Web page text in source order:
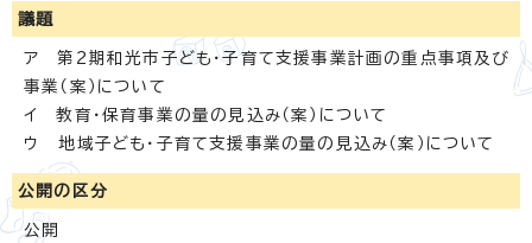
議題
ア 第2期和光市子ども・子育て支援事業計画の重点事項及び
事業（案）について
イ 教育・保育事業の量の見込み（案）について
ウ 地域子ども・子育て支援事業の量の見込み（案）について
公開の区分
公開